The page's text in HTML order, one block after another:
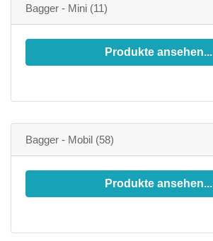
Bagger - Mini (11)
Produkte ansehen...
Bagger - Mobil (58)
Produkte ansehen...